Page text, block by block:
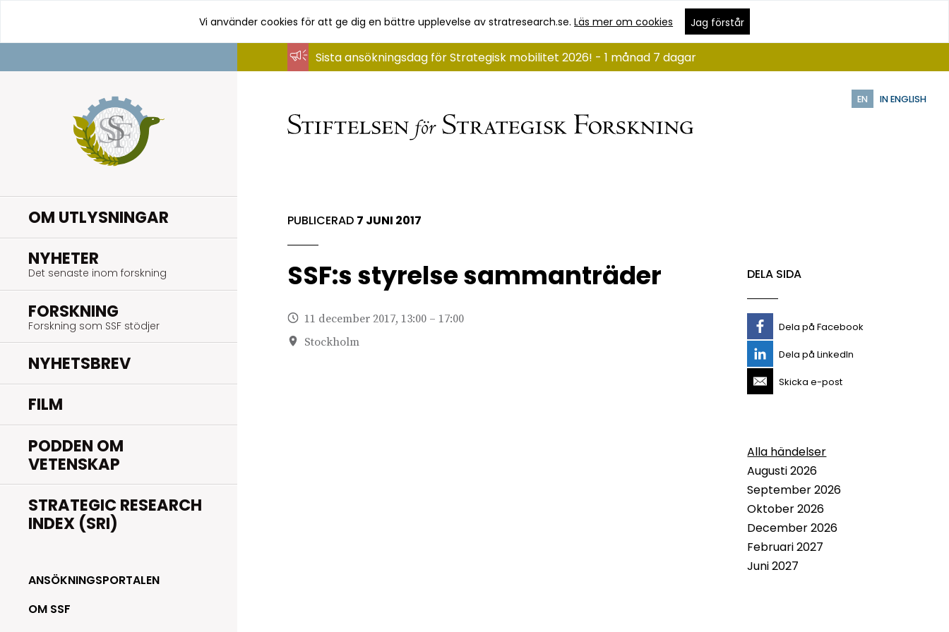
innehåll
Vi använder cookies för att ge dig en bättre upplevelse av stratresearch.se.Läs mer om cookies Jag förstår
EN IN ENGLISH
OM UTLYSNINGAR
NYHETER
Det senaste inom forskning
FORSKNING
Forskning som SSF stödjer
NYHETSBREV
FILM
PODDEN OM
VETENSKAP
STRATEGIC RESEARCH
INDEX (SRI)
ANSÖKNINGSPORTALEN
OM SSF
Sista ansökningsdag för Strategisk mobilitet 2026! - 1 månad 7 dagar
PUBLICERAD 7 JUNI 2017
SSF:s styrelse sammanträder
11 december 2017, 13:00 – 17:00
Stockholm
DELA SIDA
Dela på Facebook
Dela på LinkedIn
Skicka e-post
Alla händelser
Augusti 2026
September 2026
Oktober 2026
December 2026
Februari 2027
Juni 2027